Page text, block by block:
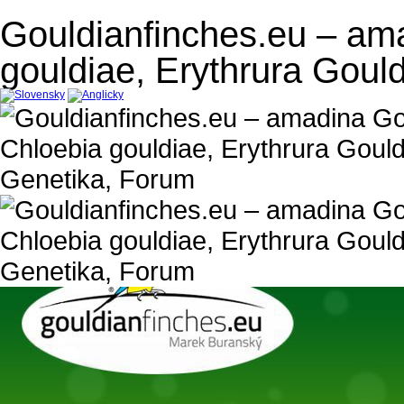
Gouldianfinches.eu –
gouldiae, Erythrura